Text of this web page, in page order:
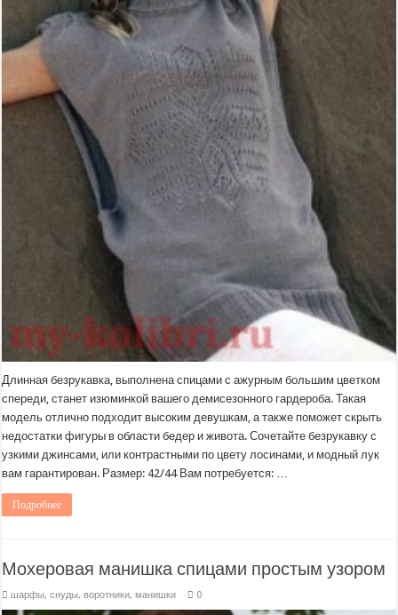
Длинная безрукавка, выполнена спицами с ажурным большим цветком
спереди, станет изюминкой вашего демисезонного гардероба. Такая
модель отлично подходит высоким девушкам, а также поможет скрыть
недостатки фигуры в области бедер и живота. Сочетайте безрукавку с
узкими джинсами, или контрастными по цвету лосинами, и модный лук
вам гарантирован. Размер: 42/44 Вам потребуется: …
Подробнее
Мохеровая манишка спицами простым узором
шарфы, снуды, воротники, манишки 0